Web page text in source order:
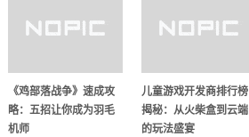
《鸡部落战争》速成攻
略：五招让你成为羽毛
机师
儿童游戏开发商排行榜
揭秘：从火柴盒到云端
的玩法盛宴